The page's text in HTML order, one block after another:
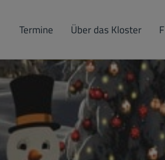
Termine Über das Kloster